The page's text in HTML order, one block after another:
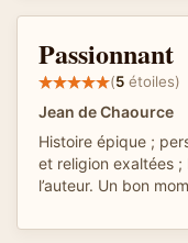
Passionnant
(5 étoiles)
Jean de Chaource
Histoire épique ;
et religion exaltées
l’auteur. Un bon